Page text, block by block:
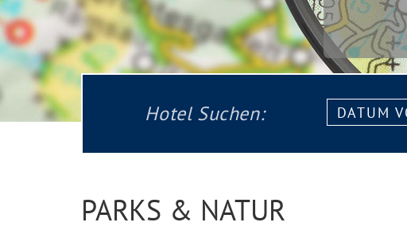
Hotel Suchen:
Datum
von:
PARKS & NATUR